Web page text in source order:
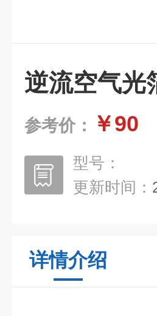
逆流空气光
参考价： ￥90
型号：
更新时间：
详情介绍